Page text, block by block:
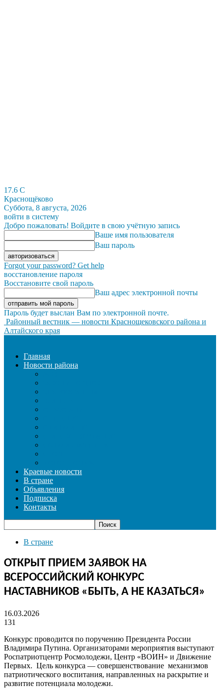
17.6 C
Краснощёково
Суббота, 8 августа, 2026
войти в систему
Добро пожаловать! Войдите в свою учётную запись
Ваше имя пользователя
Ваш пароль
Forgot your password? Get help
восстановление пароля
Восстановите свой пароль
Ваш адрес электронной почты
Пароль будет выслан Вам по электронной почте.
Районный вестник — новости Краснощековского района и
Алтайского края
Главная
Новости района
Краевые новости
В стране
Объявления
Подписка
Контакты
В стране
ОТКРЫТ ПРИЕМ ЗАЯВОК НА
ВСЕРОССИЙСКИЙ КОНКУРС
НАСТАВНИКОВ «БЫТЬ, А НЕ КАЗАТЬСЯ»
16.03.2026
131
Конкурс проводится по поручению Президента России
Владимира Путина. Организаторами мероприятия выступают
Роспатриотцентр Росмолодежи, Центр «ВОИН» и Движение
Первых. Цель конкурса — совершенствование механизмов
патриотического воспитания, направленных на раскрытие и
развитие потенциала молодежи.